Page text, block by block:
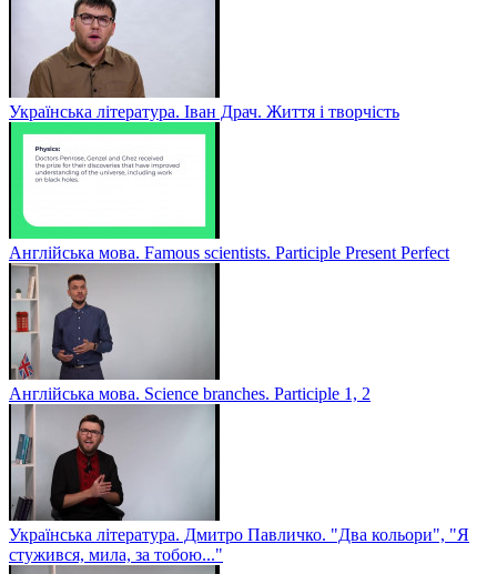
Українська література. Іван Драч. Життя і творчість
Англійська мова. Famous scientists. Participle Present Perfect
Англійська мова. Sсience branches. Participle 1, 2
Українська література. Дмитро Павличко. "Два кольори", "Я
стужився, мила, за тобою..."